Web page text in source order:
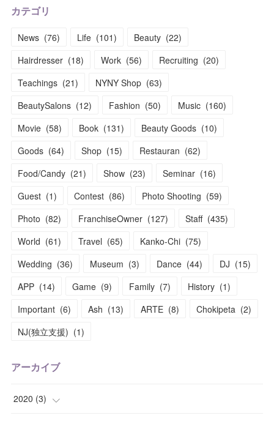
カテゴリ
News (76) Life (101) Beauty (22)
Hairdresser (18) Work (56) Recruiting (20)
Teachings (21) NYNY Shop (63)
BeautySalons (12) Fashion (50) Music (160)
Movie (58) Book (131) Beauty Goods (10)
Goods (64) Shop (15) Restauran (62)
Food/Candy (21) Show (23) Seminar (16)
Guest (1) Contest (86) Photo Shooting (59)
Photo (82) FranchiseOwner (127) Staff (435)
World (61) Travel (65) Kanko-Chi (75)
Wedding (36) Museum (3) Dance (44) DJ (15)
APP (14) Game (9) Family (7) History (1)
Important (6) Ash (13) ARTE (8) Chokipeta (2)
NJ(独立支援) (1)
アーカイブ
2020 (3)